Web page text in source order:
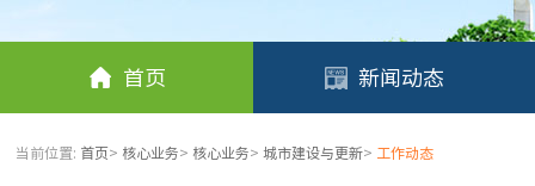
首页 新闻动态
当前位置: 首页> 核心业务> 核心业务> 城市建设与更新> 工作动态